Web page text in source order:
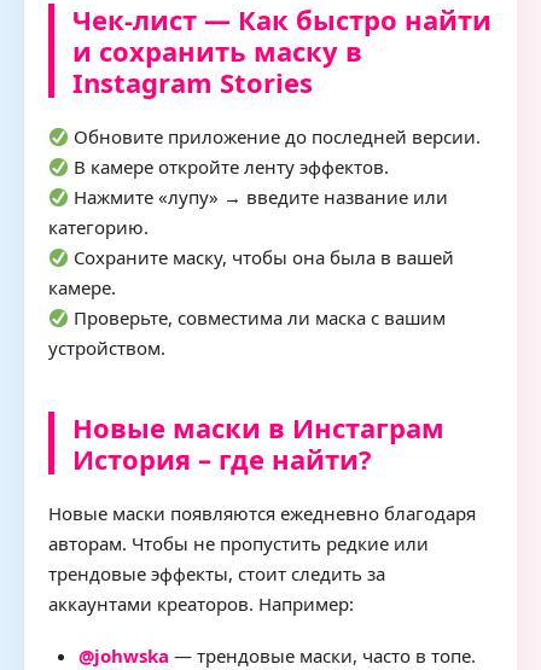
Чек-лист — Как быстро найти
и сохранить маску в
Instagram Stories
Обновите приложение до последней версии.
В камере откройте ленту эффектов.
Нажмите «лупу» → введите название или
категорию.
Сохраните маску, чтобы она была в вашей
камере.
Проверьте, совместима ли маска с вашим
устройством.
Новые маски в Инстаграм
История – где найти?
Новые маски появляются ежедневно благодаря
авторам. Чтобы не пропустить редкие или
трендовые эффекты, стоит следить за
аккаунтами креаторов. Например:
@johwska — трендовые маски, часто в топе.